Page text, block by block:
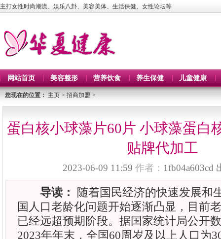
主打女性时尚潮流、娱乐八卦、美容美体、生活保健、女性论坛等
网站首页 美容整形 营养饮食 养生保健 儿童健康
您现在的位置： 主页 > 招商加盟 >
蛋白核小球藻片60片 小球藻蛋白
贴牌代加工
2023-06-09 11:59 作者： 1fb04a603cd
导读：
随着国民经济的快速发展和
国人口老龄化问题开始逐渐凸显，目前
已经远超预期阶段。据国家统计局公开
2023年年末，全国60周岁及以上人口为